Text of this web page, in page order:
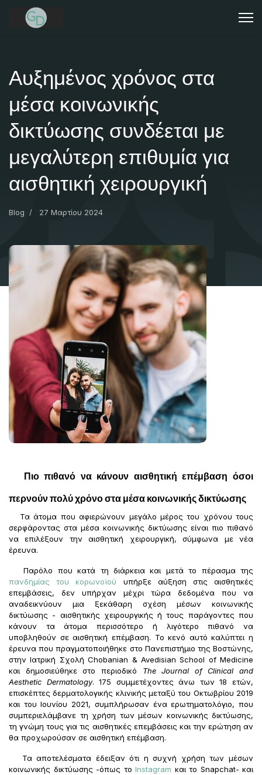
Αυξημένος χρόνος στα
μέσα κοινωνικής
δικτύωσης συνδέεται με
μεγαλύτερη επιθυμία για
αισθητική χειρουργική
Blog 27 Μαρτίου 2024
Πιο πιθανό να κάνουν αισθητική επέμβαση όσοι
περνούν πολύ χρόνο στα μέσα κοινωνικής δικτύωσης
Τα άτομα που αφιερώνουν μεγάλο μέρος του χρόνου τους
σερφάροντας στα μέσα κοινωνικής δικτύωσης είναι πιο πιθανό
να επιλέξουν την αισθητική χειρουργική, σύμφωνα με νέα
έρευνα.
Παρόλο που κατά τη διάρκεια και μετά το πέρασμα της
πανδημίας του κορωνοϊού υπήρξε αύξηση στις αισθητικές
επεμβάσεις, δεν υπήρχαν μέχρι τώρα δεδομένα που να
αναδεικνύουν μια ξεκάθαρη σχέση μέσων κοινωνικής
δικτύωσης - αισθητικής χειρουργικής ή τους παράγοντες που
κάνουν τα άτομα περισσότερο ή λιγότερο πιθανό να
υποβληθούν σε αισθητική επέμβαση. Το κενό αυτό καλύπτει η
έρευνα που πραγματοποιήθηκε στο Πανεπιστήμιο της Βοστώνης,
στην Ιατρική Σχολή Chobanian & Avedisian School of Medicine
και δημοσιεύθηκε στο περιοδικό TheJournal ofClinical and
Aesthetic Dermatology. 175 συμμετέχοντες άνω των 18 ετών,
επισκέπτες δερματολογικής κλινικής μεταξύ του Οκτωβρίου 2019
και του Ιουνίου 2021, συμπλήρωσαν ένα ερωτηματολόγιο, που
συμπεριελάμβανε τη χρήση των μέσων κοινωνικής δικτύωσης,
τη γνώμη τους για τις αισθητικές επεμβάσεις και την ερώτηση αν
θα προχωρούσαν σε αισθητική επέμβαση.
Τα αποτελέσματα έδειξαν ότι η συχνή χρήση των μέσων
κοινωνικής δικτύωσης -όπως το Instagram και το Snapchat- και